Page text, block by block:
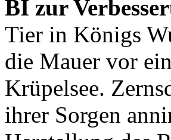
BI zur
Tier in Königs
die Mauer vor
Krüpelsee.
ihrer Sorgen